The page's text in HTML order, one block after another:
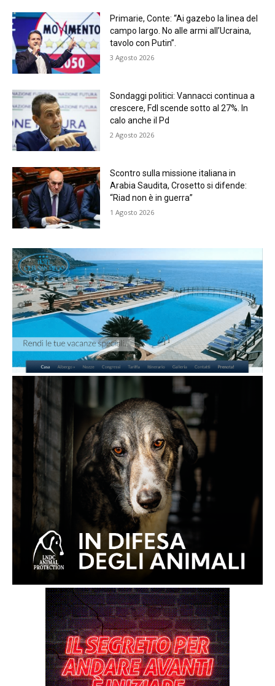
Primarie, Conte: “Ai gazebo la linea del
campo largo. No alle armi all’Ucraina,
tavolo con Putin”.
3 Agosto 2026
Sondaggi politici: Vannacci continua a
crescere, FdI scende sotto al 27%. In
calo anche il Pd
2 Agosto 2026
Scontro sulla missione italiana in
Arabia Saudita, Crosetto si difende:
“Riad non è in guerra”
1 Agosto 2026